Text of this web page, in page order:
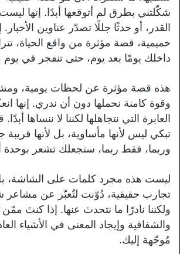
شكّلتني بطرق لم أتوقعها أبدًا. إنها ليست
القدر، أو حدثًا جللًا تصدّر عناوين
حميمية، قصة مؤثرة من واقع الحياة،
داخلك يومًا بعد يوم، حتى تنفجر في يوم
هذه قصة مؤثرة عن لحظات يومية،
وقوة كامنة نحملها دون أن ندري. إنها
العابرة التي نتجاهلها لكننا لا ننساها
تبكي ليس لأنها مأساوية، بل لأنها
وربما، فقط ربما، ستجعلك تشعر بوحدة
ليست هذه مجرد كلمات على
تجارب حقيقية، دُوّنت لتُعبّر عن مشاعر
ولكننا نادرًا ما نتحدث عنها. إذا كنتَ
والشفافية وإيجاد المعنى في الأشياء
مُوجّهة إليك.